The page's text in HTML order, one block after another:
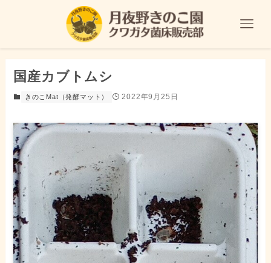
国産カブトムシ
きのこMat（発酵マット） 2022年9月25日